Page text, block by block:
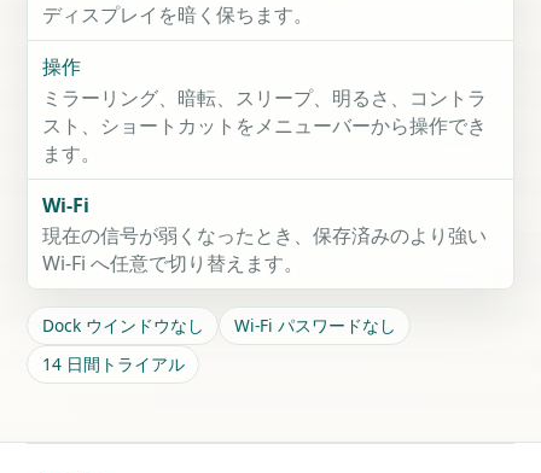
ディスプレイを暗く保ちます。
操作
ミラーリング、暗転、スリープ、明るさ、コントラ
スト、ショートカットをメニューバーから操作でき
ます。
Wi-Fi
現在の信号が弱くなったとき、保存済みのより強い
Wi-Fi へ任意で切り替えます。
Dock ウインドウなし
Wi-Fi パスワードなし
14 日間トライアル